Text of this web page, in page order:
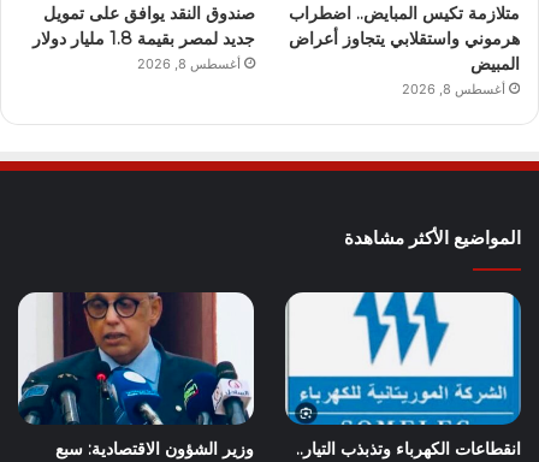
متلازمة تكيس المبايض.. اضطراب
هرموني واستقلابي يتجاوز أعراض
المبيض
أغسطس 8, 2026
صندوق النقد يوافق على تمويل
جديد لمصر بقيمة 1.8 مليار دولار
أغسطس 8, 2026
المواضيع الأكثر مشاهدة
انقطاعات الكهرباء وتذبذب التيار..
وزير الشؤون الاقتصادية: سبع